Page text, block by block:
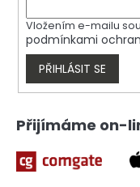
Vložením e-mailu
podmínkami
PŘIHLÁSIT SE
Přijímáme on-